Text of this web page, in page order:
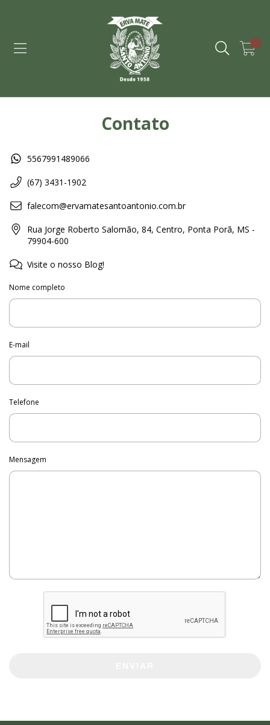
0
Contato
5567991489066
(67) 3431-1902
falecom@ervamatesantoantonio.com.br
Rua Jorge Roberto Salomão, 84, Centro, Ponta Porã, MS -
79904-600
Visite o nosso Blog!
Nome completo
E-mail
Telefone
Mensagem